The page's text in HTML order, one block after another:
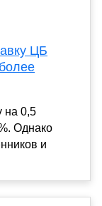
ЦБ
на 0,5
Однако
и